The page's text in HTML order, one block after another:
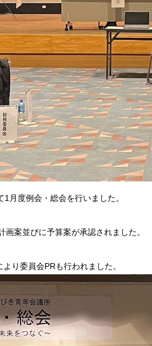
月度例会・総会を行いました。
案並びに予算案が承認されました。
り委員会PRも行われました。